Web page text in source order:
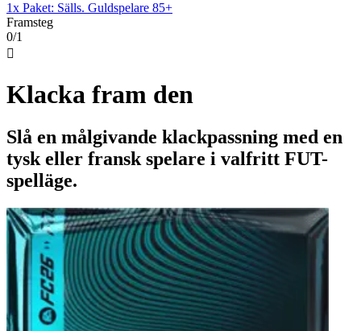
1x Paket: Sälls. Guldspelare 85+
Framsteg
0/1

Klacka fram den
Slå en målgivande klackpassning med en
tysk eller fransk spelare i valfritt FUT-
spelläge.